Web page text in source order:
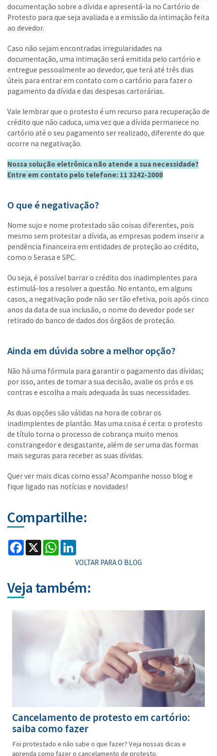
documentação sobre a dívida e apresentá-la no Cartório de
Protesto para que seja avaliada e a emissão da intimação feita
ao devedor.
Caso não sejam encontradas irregularidades na
documentação, uma intimação será emitida pelo cartório e
entregue pessoalmente ao devedor, que terá até três dias
úteis para entrar em contato com o cartório para fazer o
pagamento da dívida e das despesas cartorárias.
Vale lembrar que o protesto é um recurso para recuperação de
crédito que não caduca, uma vez que a dívida permanece no
cartório até o seu pagamento ser realizado, diferente do que
ocorre na negativação.
Nossa solução eletrônica não atende a sua necessidade?
Entre em contato pelo telefone: 11 3242-2008
O que é negativação?
Nome sujo e nome protestado são coisas diferentes, pois
mesmo sem protestar a dívida, as empresas podem inserir a
pendência financeira em entidades de proteção ao crédito,
como o Serasa e SPC.
Ou seja, é possível barrar o crédito dos inadimplentes para
estimulá-los a resolver a questão. No entanto, em alguns
casos, a negativação pode não ser tão efetiva, pois após cinco
anos da data de sua inclusão, o nome do devedor pode ser
retirado do banco de dados dos órgãos de proteção.
Ainda em dúvida sobre a melhor opção?
Não há uma fórmula para garantir o pagamento das dívidas;
por isso, antes de tomar a sua decisão, avalie os prós e os
contras e escolha a mais adequada às suas necessidades.
As duas opções são válidas na hora de cobrar os
inadimplentes de plantão. Mas uma coisa é certa: o protesto
de título torna o processo de cobrança muito menos
constrangedor e desgastante, além de ser uma das formas
mais seguras para receber as suas dívidas.
Quer ver mais dicas como essa? Acompanhe nosso blog e
fique ligado nas notícias e novidades!
Compartilhe:
Facebook
X WhatsApp
VOLTAR PARA O BLOG
Veja também:
Cancelamento de protesto em cartório:
saiba como fazer
Foi protestado e não sabe o que fazer? Veja nossas dicas e
aprenda como fazer o cancelamento de protesto.